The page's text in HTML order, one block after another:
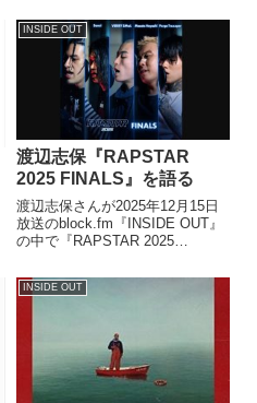
Clout』を紹介していました。
INSIDE OUT
渡辺志保『RAPSTAR
2025 FINALS』を語る
渡辺志保さんが2025年12月15日
放送のblock.fm『INSIDE OUT』
の中で『RAPSTAR 2025
た。
INSIDE OUT